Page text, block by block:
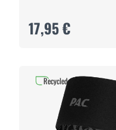
17,95 €
Recycled